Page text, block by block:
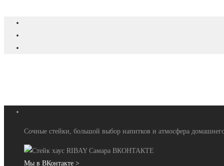
Сочные стейки, большой выбор напитков и атмосфера
Мы в ВКонтакте >